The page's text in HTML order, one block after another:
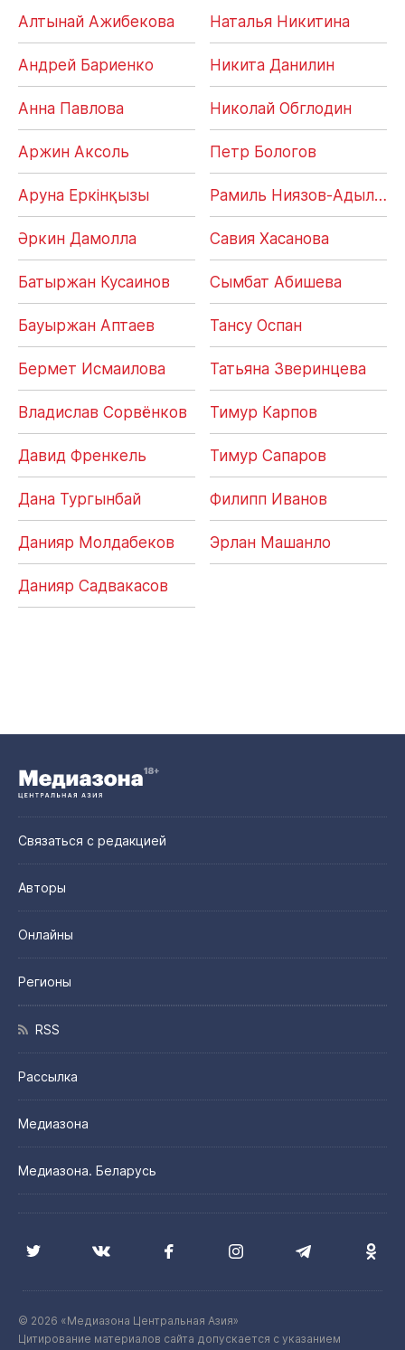
Алтынай Ажибекова
Андрей Бариенко
Анна Павлова
Аржин Аксоль
Аруна Еркінқызы
Әркин Дамолла
Батыржан Кусаинов
Бауыржан Аптаев
Бермет Исмаилова
Владислав Сорвёнков
Давид Френкель
Дана Тургынбай
Данияр Молдабеков
Данияр Садвакасов
Наталья Никитина
Никита Данилин
Николай Обглодин
Петр Бологов
Рамиль Ниязов-
Савия Хасанова
Сымбат Абишева
Тансу Оспан
Татьяна Зверинцева
Тимур Карпов
Тимур Сапаров
Филипп Иванов
Эрлан Машанло
Связаться с редакцией
Авторы
Онлайны
Регионы
RSS
Рассылка
Медиазона
Медиазона. Беларусь
© 2026 «Медиазона Центральная Азия»
Цитирование материалов сайта допускается с указанием